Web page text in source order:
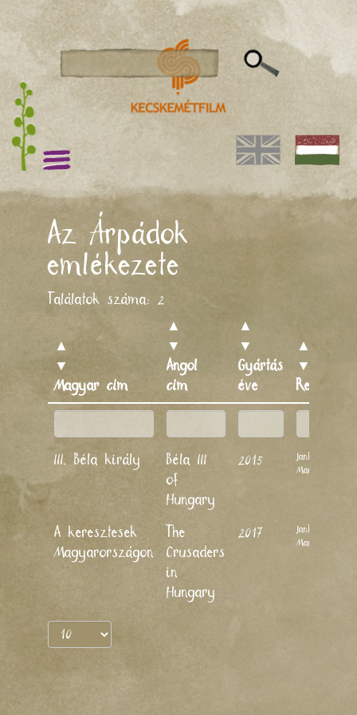
Az Árpádok
emlékezete
Találatok száma: 2
▲
▼
Magyar cím
▲
▼
Angol
cím
▲
▼
Gyártás
éve
▲
▼
Rendező
III. Béla király
Béla III
of
Hungary
2015
Jankovics
Marcell
A keresztesek
Magyarországon
The
Crusaders
in
Hungary
2017
Jankovics
Marcell